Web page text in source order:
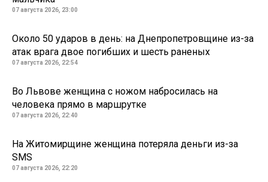
07 августа 2026, 23:00
Около 50 ударов в день: на Днепропетровщине из-за
атак врага двое погибших и шесть раненых
07 августа 2026, 22:54
Во Львове женщина с ножом набросилась на
человека прямо в маршрутке
07 августа 2026, 22:40
На Житомирщине женщина потеряла деньги из-за
SMS
07 августа 2026, 22:20